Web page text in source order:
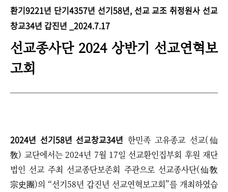
환기9221년 단기4357년 선기58년, 선교 교조 취정원사 선교
창교34년 갑진년 _2024.7.17
선교종사단 2024 상반기 선교연혁보
고회
2024년 선기58년 선교창교34년 한민족 고유종교 선교(仙
敎) 교단에서는 2024년 7월 17일 선교환인집부회 후원 재단
법인 선교 주최 선교종단보존회 주관으로 선교종사단(仙敎
宗史團)의 “선기58년 갑진년 선교연혁보고회”를 개최하였습